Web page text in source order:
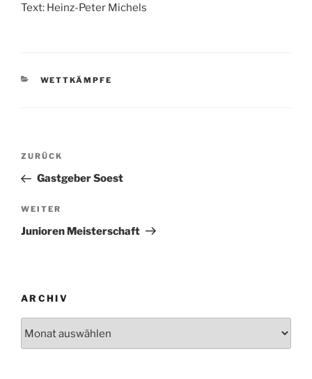
Text: Heinz-Peter Michels
KATEGORIEN
WETTKÄMPFE
Beitragsnavigation
Vorheriger
Beitrag
ZURÜCK
Gastgeber Soest
Nächster
Beitrag
WEITER
Junioren Meisterschaft
ARCHIV